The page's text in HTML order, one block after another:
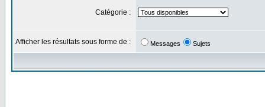
Catégorie :
Afficher les résultats sous forme de : Messages Sujets